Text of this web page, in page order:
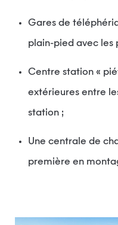
Gares de
plain-pied avec les
Centre station «
extérieures entre
station ;
Une centrale de
première en